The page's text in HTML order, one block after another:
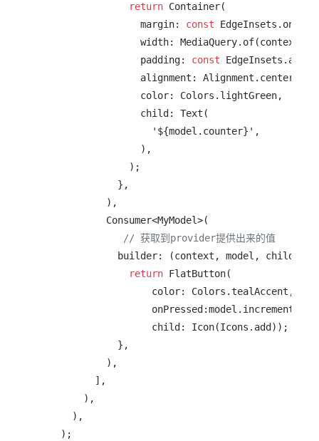
return Container(
                  margin:
const
width:
                  padding:
const EdgeInsets.all(
                  alignment: Alignment.center,
                  color: Colors.lightGreen,
                  child: Text(
' ${model.counter} ' ,
                  ),
                );
              },
            ),
            Consumer<MyModel>(
// 获取到provider提供出来的值
              builder: (context, model, child) {
return FlatButton(
                    color: Colors.tealAccent,
                    child: Icon(Icons.add));
              },
            ),
          ],
        ),
      ),
    );